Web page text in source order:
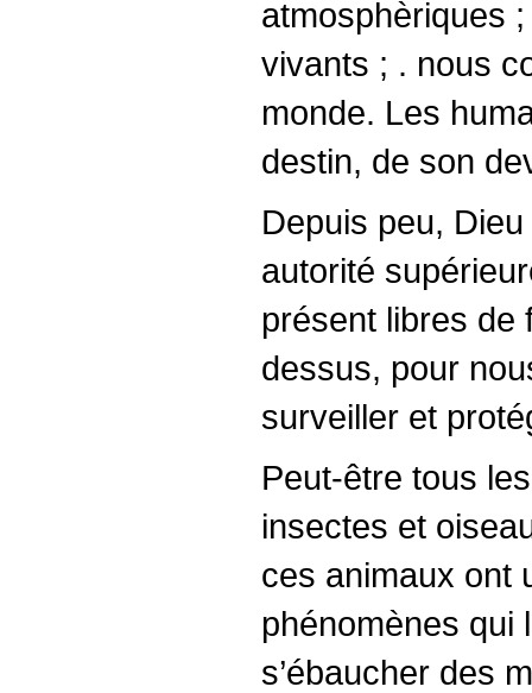
atmosphèriques
vivants ; . nous
monde. Les
destin, de son
Depuis peu,
autorité
présent libres de
dessus, pour
surveiller et
Peut-être tous
insectes et
ces animaux ont
phénomènes qui
s’ébaucher des